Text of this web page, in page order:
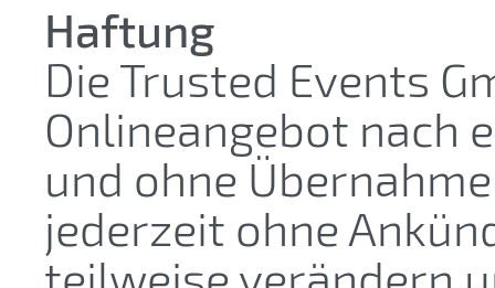
Haftung
Die Trusted Events
Onlineangebot nach
und ohne
jederzeit ohne